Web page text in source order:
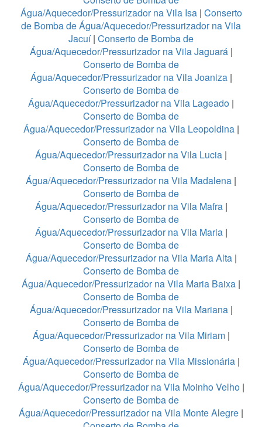
Água/Aquecedor/Pressurizador na Vila Isa| Conserto
de Bomba de Água/Aquecedor/Pressurizador na Vila
Jacuí| Conserto de Bomba de
Água/Aquecedor/Pressurizador na Vila Jaguará|
Conserto de Bomba de
Água/Aquecedor/Pressurizador na Vila Joaniza|
Conserto de Bomba de
Água/Aquecedor/Pressurizador na Vila Lageado |
Conserto de Bomba de
Água/Aquecedor/Pressurizador na Vila Leopoldina|
Conserto de Bomba de
Água/Aquecedor/Pressurizador na Vila Lucia |
Conserto de Bomba de
Água/Aquecedor/Pressurizador na Vila Madalena |
Conserto de Bomba de
Água/Aquecedor/Pressurizador na Vila Mafra |
Conserto de Bomba de
Água/Aquecedor/Pressurizador na Vila Maria|
Conserto de Bomba de
Água/Aquecedor/Pressurizador na Vila Maria Alta|
Conserto de Bomba de
Água/Aquecedor/Pressurizador na Vila Maria Baixa |
Conserto de Bomba de
Água/Aquecedor/Pressurizador na Vila Mariana|
Conserto de Bomba de
Água/Aquecedor/Pressurizador na Vila Miriam|
Conserto de Bomba de
Água/Aquecedor/Pressurizador na Vila Missionária|
Conserto de Bomba de
Água/Aquecedor/Pressurizador na Vila Moinho Velho|
Conserto de Bomba de
Água/Aquecedor/Pressurizador na Vila Monte Alegre |